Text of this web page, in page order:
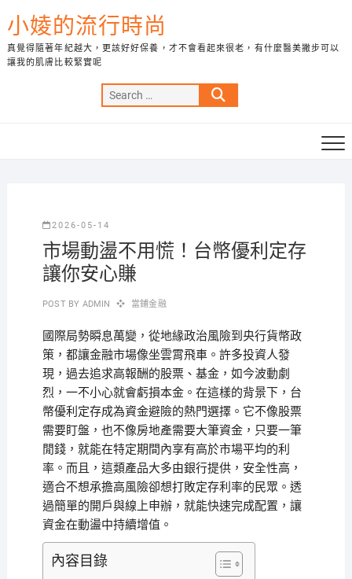
to
content
小婈的流行時尚
真覺得隨著年紀越大，更該好好保養，才不會看起來很老，有什麼醫美撇步可以
讓我的肌膚比較緊實呢
Search
…
2026-05-14
市場動盪不用慌！台幣優利定存
讓你安心賺
POST BY ADMIN 當鋪金融
國際局勢瞬息萬變，從地緣政治風險到央行貨幣政
策，都讓金融市場像坐雲霄飛車。許多投資人發
現，過去追求高報酬的股票、基金，如今波動劇
烈，一不小心就會虧損本金。在這樣的背景下，台
幣優利定存成為資金避險的熱門選擇。它不像股票
需要盯盤，也不像房地產需要大筆資金，只要一筆
閒錢，就能在特定期間內享有高於市場平均的利
率。而且，這類產品大多由銀行提供，安全性高，
適合不想承擔高風險卻想打敗定存利率的民眾。透
過簡單的開戶與線上申辦，就能快速完成配置，讓
資金在動盪中持續增值。
內容目錄